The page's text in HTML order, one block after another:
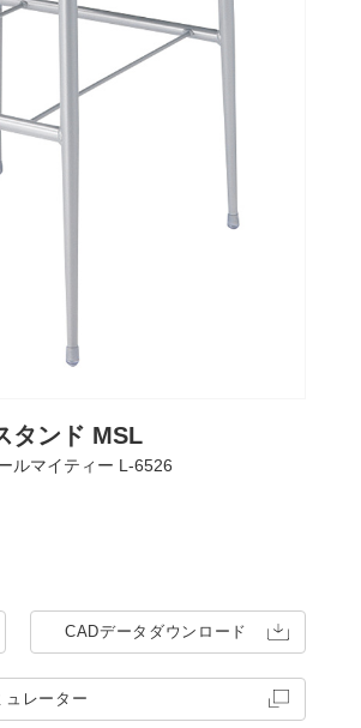
タンド MSL
ルマイティー L-6526
CADデータ ダウンロード
ュレーター